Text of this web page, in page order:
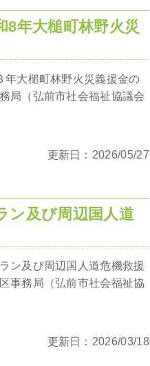
8年大槌町林野火災
年大槌町林野火災義援金の
局（弘前市社会福祉協議会
更新日：2026/05/27
ン及び周辺国人道
ン及び周辺国人道危機救援
事務局（弘前市社会福祉協
更新日：2026/03/18